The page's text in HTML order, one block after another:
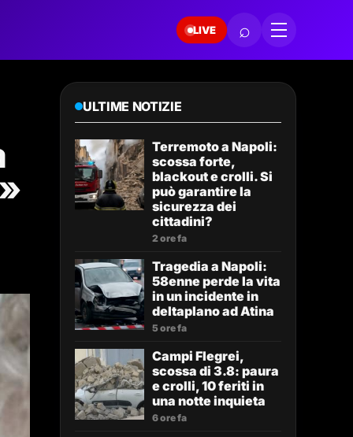
LIVE ⌕
ULTIME NOTIZIE
Terremoto a Napoli:
scossa forte,
blackout e crolli. Si
può garantire la
sicurezza dei
cittadini?
2 ore fa
Tragedia a Napoli:
58enne perde la vita
in un incidente in
deltaplano ad Atina
5 ore fa
Campi Flegrei,
scossa di 3.8: paura
e crolli, 10 feriti in
una notte inquieta
6 ore fa